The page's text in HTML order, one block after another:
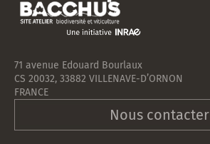
71 avenue Edouard Bourlaux
CS 20032, 33882 VILLENAVE-D’ORNON
FRANCE
Nous contacter